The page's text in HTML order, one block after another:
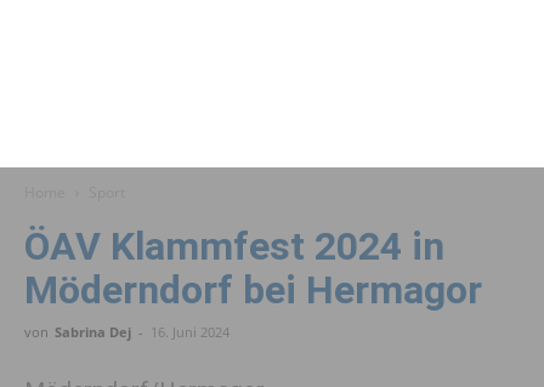
ÖAV Klammfest 2024 in
Möderndorf bei Hermagor
von Sabrina Dej - 16. Juni 2024